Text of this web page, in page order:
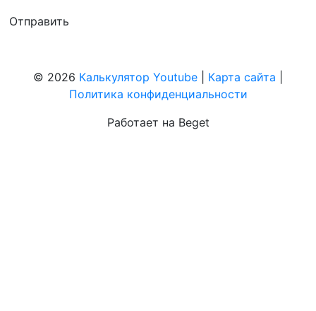
© 2026 Калькулятор Youtube Карта сайта
Политика конфиденциальности
Работает на Beget